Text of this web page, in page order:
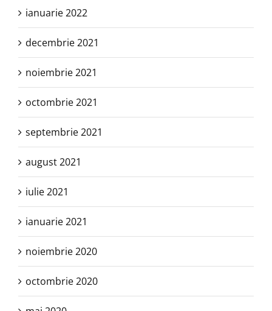
ianuarie 2022
decembrie 2021
noiembrie 2021
octombrie 2021
septembrie 2021
august 2021
iulie 2021
ianuarie 2021
noiembrie 2020
octombrie 2020